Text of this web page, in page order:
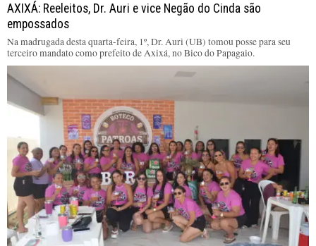
AXIXÁ: Reeleitos, Dr. Auri e vice Negão do Cinda são
empossados
Na madrugada desta quarta-feira, 1º, Dr. Auri (UB) tomou posse para seu
terceiro mandato como prefeito de Axixá, no Bico do Papagaio.